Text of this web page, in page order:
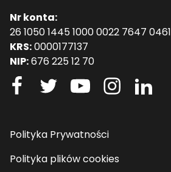
Nr konta:
26 1050 1445 1000 0022 7647 0461
KRS:0000177137
NIP:676 225 12 70
Polityka Prywatności
Polityka plików cookies